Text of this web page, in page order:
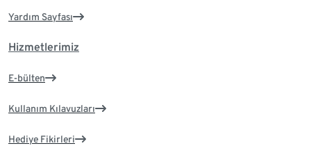
Yardım Sayfası
Hizmetlerimiz
E-bülten
Kullanım Kılavuzları
Hediye Fikirleri